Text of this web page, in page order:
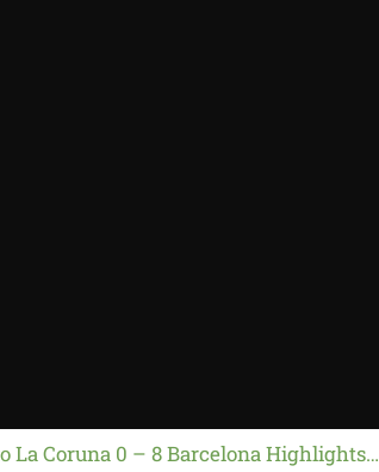
La Coruna 0 – 8 Barcelona Highlights…